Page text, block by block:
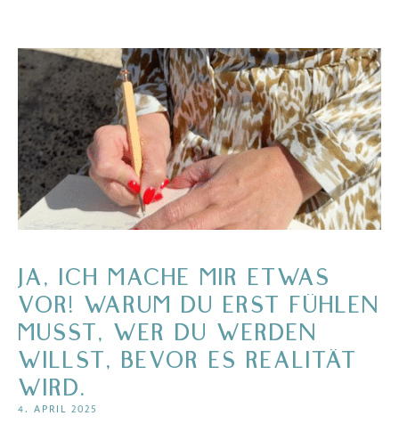
JA, ICH MACHE MIR ETWAS
VOR! WARUM DU ERST FÜHLEN
MUSST, WER DU WERDEN
WILLST, BEVOR ES REALITÄT
WIRD.
4. APRIL 2025